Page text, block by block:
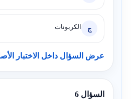
ج الكربونات
عرض السؤال داخل الاختبار
السؤال 6